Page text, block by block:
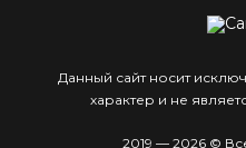
Данный сайт носит
характер и не
2019 — 2026 ©